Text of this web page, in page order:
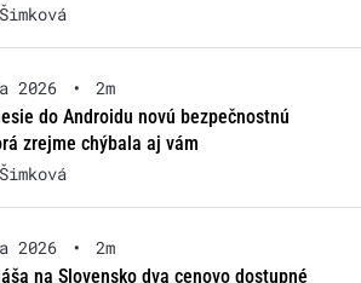
2026 •
2m
do Androidu novú bezpečnostnú
zrejme chýbala aj vám
2026 •
2m
na Slovensko dva cenovo dostupné